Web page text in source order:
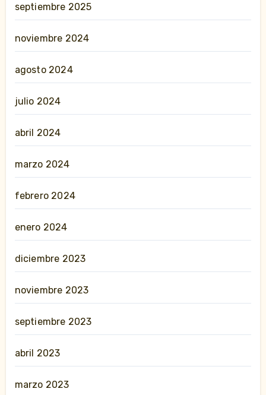
septiembre 2025
noviembre 2024
agosto 2024
julio 2024
abril 2024
marzo 2024
febrero 2024
enero 2024
diciembre 2023
noviembre 2023
septiembre 2023
abril 2023
marzo 2023